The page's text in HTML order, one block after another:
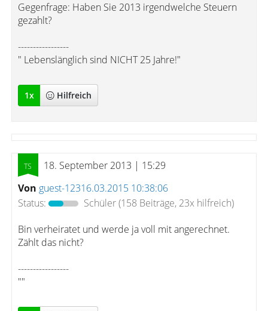
Gegenfrage: Haben Sie 2013 irgendwelche Steuern
gezahlt?
-----------------
" Lebenslänglich sind NICHT 25 Jahre!"
1x Hilfreich
18. September 2013 | 15:29
Von guest-12316.03.2015 10:38:06
Status:
Schüler(158 Beiträge, 23x hilfreich)
Bin verheiratet und werde ja voll mit angerechnet.
Zählt das nicht?
-----------------
""